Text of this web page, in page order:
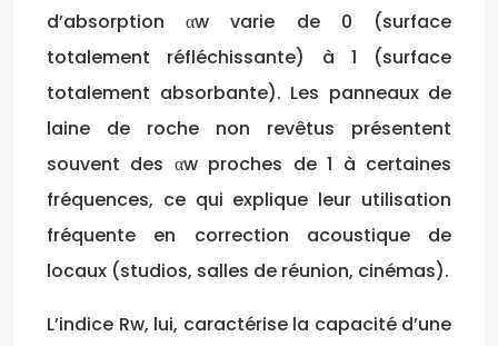
d’absorption αw varie de 0 (surface
totalement réfléchissante) à 1 (surface
totalement absorbante). Les panneaux de
laine de roche non revêtus présentent
souvent des αw proches de 1 à certaines
fréquences, ce qui explique leur utilisation
fréquente en correction acoustique de
locaux (studios, salles de réunion, cinémas).
L’indice Rw, lui, caractérise la capacité d’une